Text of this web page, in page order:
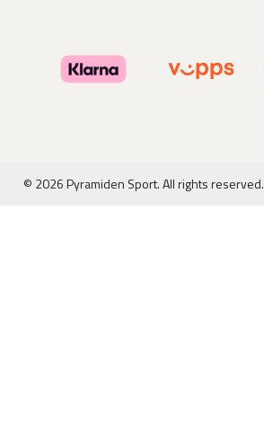
© 2026 Pyramiden Sport. All rights reserved.